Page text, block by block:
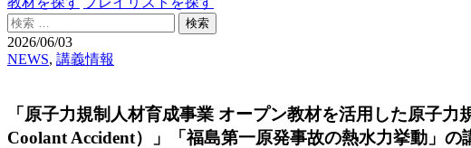
材
を
活
た
原
検
索:
2026/06/03
NEWS, 講義情報
「原子力規制人材育成事業 オープン教材を活用した原子
Coolant Accident）」「福島第一原発事故の熱水力挙動」の